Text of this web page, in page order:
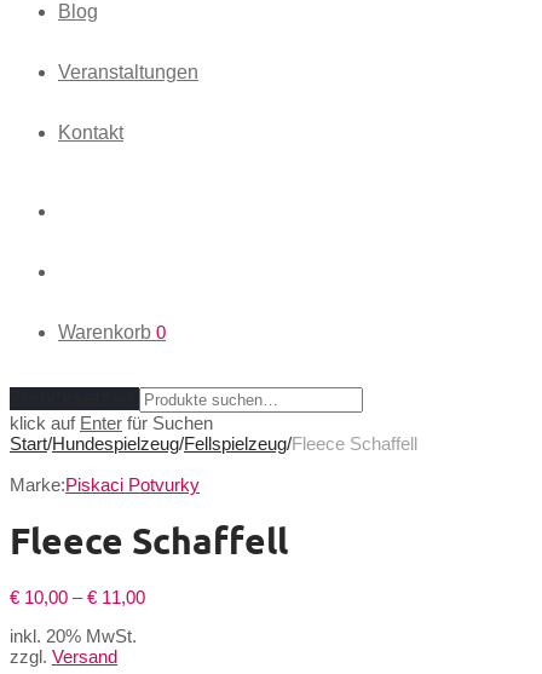
Blog
Veranstaltungen
Kontakt
Warenkorb 0
klick auf Enter für Suchen
Start/Hundespielzeug/Fellspielzeug/Fleece Schaffell
Marke:Piskaci Potvurky
Fleece Schaffell
€ 10,00 –€ 11,00Preisspanne:
inkl. 20% MwSt.
zzgl. Versand